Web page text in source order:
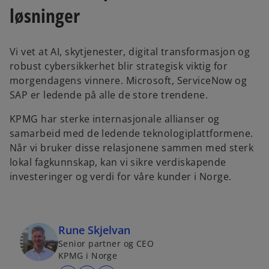
løsninger
Vi vet at AI, skytjenester, digital transformasjon og
robust cybersikkerhet blir strategisk viktig for
morgendagens vinnere. Microsoft, ServiceNow og
SAP er ledende på alle de store trendene.
KPMG har sterke internasjonale allianser og
samarbeid med de ledende teknologiplattformene.
Når vi bruker disse relasjonene sammen med sterk
lokal fagkunnskap, kan vi sikre verdiskapende
investeringer og verdi for våre kunder i Norge.
Rune Skjelvan
Senior partner og CEO
KPMG i Norge